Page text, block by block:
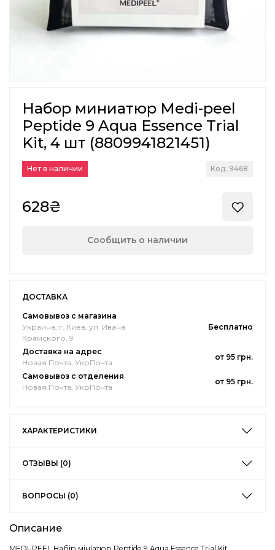
Набор миниатюр Medi-peel
Peptide 9 Aqua Essence Trial
Kit, 4 шт (8809941821451)
Нет в наличии Код: 9468
628₴
Сообщить о наличии
ДОСТАВКА
Самовывоз с магазина
Украина, г. Киев, ул. Ивана
Крамского, 9
Бесплатно
Доставка на адрес
Новая Почта, УкрПочта
от 95 грн.
Самовывоз с отделения
Новая Почта, УкрПочта
от 95 грн.
ХАРАКТЕРИСТИКИ
ОТЗЫВЫ (0)
ВОПРОСЫ (0)
Описание